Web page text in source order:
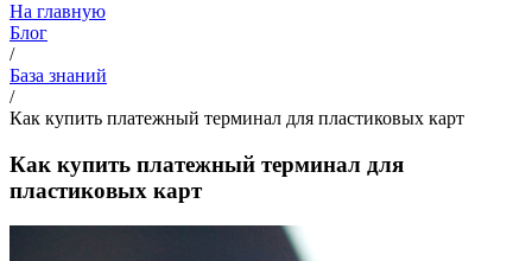
На главную
Блог
/
База знаний
/
Как купить платежный терминал для пластиковых карт
Как купить платежный терминал для
пластиковых карт